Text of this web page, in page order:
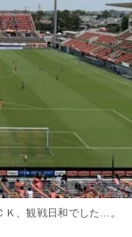
Ｋ、観戦日和でした…。